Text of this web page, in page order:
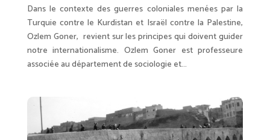
Dans le contexte des guerres coloniales menées par la
Turquie contre le Kurdistan et Israël contre la Palestine,
Ozlem Goner, revient sur les principes qui doivent guider
notre internationalisme. Ozlem Goner est professeure
associée au département de sociologie et...